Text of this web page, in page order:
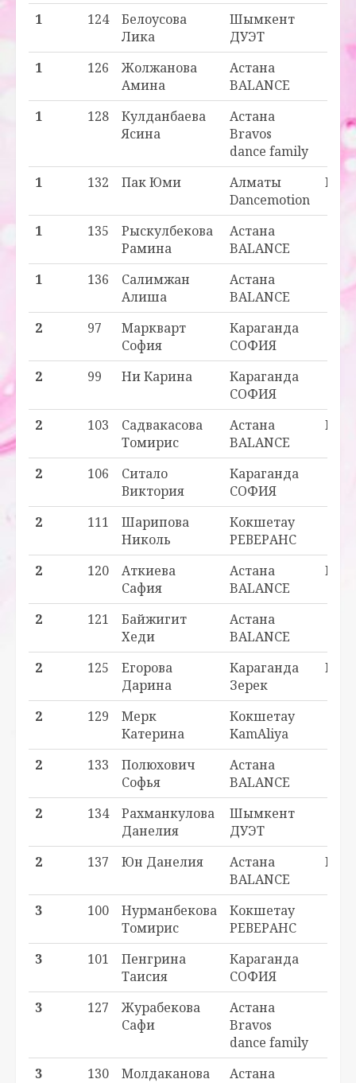
1 124
Белоусова
Лика
Шымкент
ДУЭТ
1 126
Жолжанова
Амина
Астана
BALANCE
1 128
Кулданбаева
Ясина
Астана
Bravos
dance family
_ - 1
1 132 Пак Юми
Алматы
Dancemotion
H2 -
1 135
Рыскулбекова
Рамина
Астана
BALANCE
1 136
Салимжан
Алиша
Астана
BALANCE
2 97
Маркварт
София
Караганда
СОФИЯ
2 99 Ни Карина
Караганда
СОФИЯ
2 103
Садвакасова
Томирис
Астана
BALANCE
H2 -
2 106
Ситало
Виктория
Караганда
СОФИЯ
2 111
Шарипова
Николь
Кокшетау
РЕВЕРАНС
2 120
Аткиева
Сафия
Астана
BALANCE
H2 -
2 121
Байжигит
Хеди
Астана
BALANCE
2 125
Егорова
Дарина
Караганда
Зерек
H2 -
2 129
Мерк
Катерина
Кокшетау
KamAliya
2 133
Полюхович
Софья
Астана
BALANCE
2 134
Рахманкулова
Данелия
Шымкент
ДУЭТ
2 137 Юн Данелия
Астана
BALANCE
H2 -
3 100
Нурманбекова
Томирис
Кокшетау
РЕВЕРАНС
3 101
Пенгрина
Таисия
Караганда
СОФИЯ
3 127
Журабекова
Сафи
Астана
Bravos
dance family
3 130
Молдаканова
Астана